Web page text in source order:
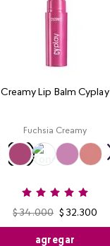
Creamy Lip Balm Cyplay
Fuchsia Creamy
$ 34.000 $ 32.300
agregar